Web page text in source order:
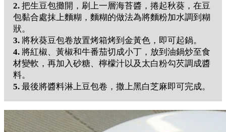
2. 把生豆包攤開，刷上一層海苔醬，捲起秋葵，在豆
包黏合處抹上麵糊，麵糊的做法為將麵粉加水調到糊
狀。
3. 將秋葵豆包卷放置烤箱烤到金黃色，即可起鍋。
4. 將紅椒、黃椒和牛番茄切成小丁，放到油鍋炒至食
材變軟，再加入砂糖、檸檬汁以及太白粉勾芡調成醬
料。
5. 最後將醬料淋上豆包卷，撒上黑白芝麻即可完成。